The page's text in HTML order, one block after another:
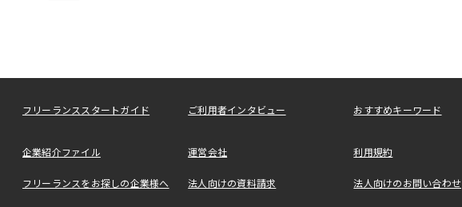
フリーランススタートガイド ご利用者インタビュー おすすめキーワード
企業紹介ファイル 運営会社 利用規約
フリーランスをお探しの企業様へ 法人向けの資料請求 法人向けのお問い合わせ